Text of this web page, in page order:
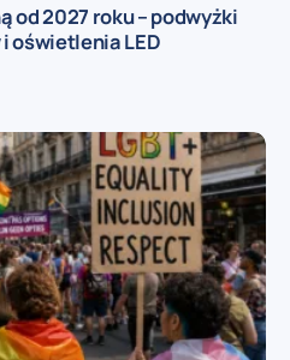
od 2027 roku – podwyżki
oświetlenia LED